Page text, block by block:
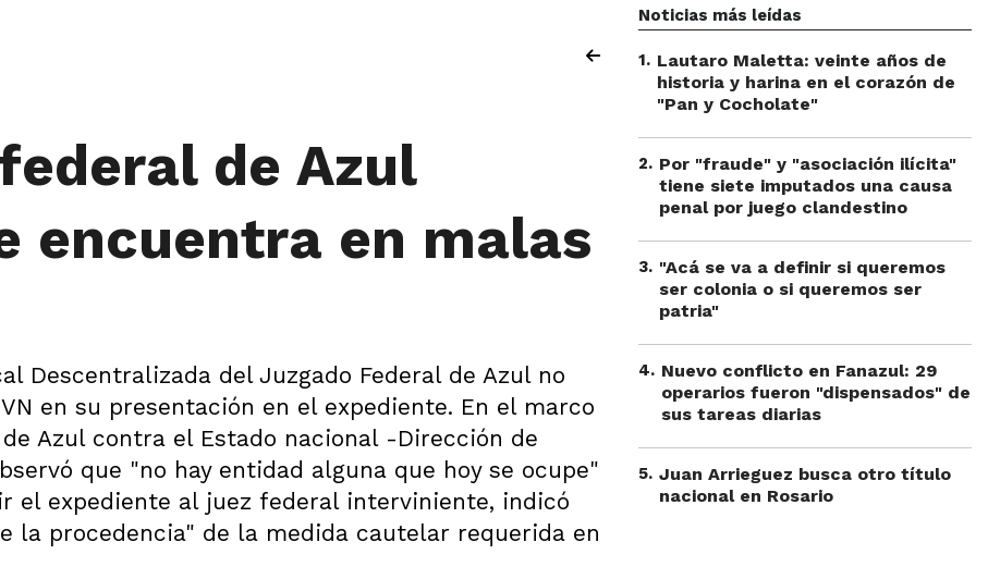
de Azul
encuentra en malas
Descentralizada del Juzgado Federal de Azul no
en su presentación en el expediente. En el marco
Azul contra el Estado nacional -Dirección de
que "no hay entidad alguna que hoy se ocupe"
el expediente al juez federal interviniente, indicó
la procedencia" de la medida cautelar requerida en
Noticias más leídas
1. Lautaro Maletta: veinte años de
historia y harina en el corazón de
"Pan y Cocholate"
2. Por "fraude" y "asociación ilícita"
tiene siete imputados una causa
penal por juego clandestino
3. "Acá se va a definir si queremos
ser colonia o si queremos ser
patria"
4. Nuevo conflicto en Fanazul: 29
operarios fueron "dispensados" de
sus tareas diarias
5. Juan Arrieguez busca otro título
nacional en Rosario